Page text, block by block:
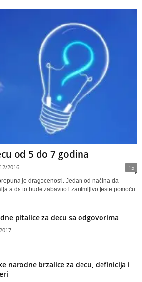
od 5 do 7 godina
2016 15
je dragocenosti. Jedan od načina da
a da to bude zabavno i zanimljivo jeste pomoću
pitalice za decu sa odgovorima
narodne brzalice za decu, definicija i